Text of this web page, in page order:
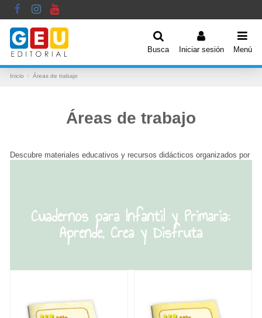
Busca Iniciar sesión Menú
Inicio Áreas de trabajo
Áreas de trabajo
Descubre materiales educativos y recursos didácticos organizados por
Cuadernos para Infantil y Primaria:
Aprende, Crea y Disfruta